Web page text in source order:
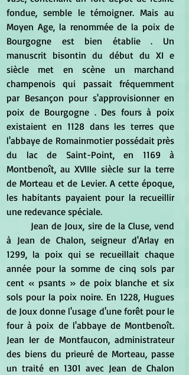
fondue, semble le témoigner. Mais au
Moyen Age, la renommée de la poix de
Bourgogne est bien établie . Un
manuscrit bisontin du début du XI e
siècle met en scène un marchand
champenois qui passait fréquemment
par Besançon pour s'approvisionner en
poix de Bourgogne . Des fours à poix
existaient en 1128 dans les terres que
l'abbaye de Romainmotier possédait près
du lac de Saint-Point, en 1169 à
Montbenoît, au XVIIIe siècle sur la terre
de Morteau et de Levier. A cette époque,
les habitants payaient pour la recueillir
une redevance spéciale.
à Jean de Chalon, seigneur d'Arlay en
1299, la poix qui se recueillait chaque
année pour la somme de cinq sols par
cent « psants » de poix blanche et six
sols pour la poix noire. En 1228, Hugues
de Joux donne l'usage d'une forêt pour le
four à poix de l'abbaye de Montbenoît.
Jean Ier de Montfaucon, administrateur
des biens du prieuré de Morteau, passe
un traité en 1301 avec Jean de Chalon